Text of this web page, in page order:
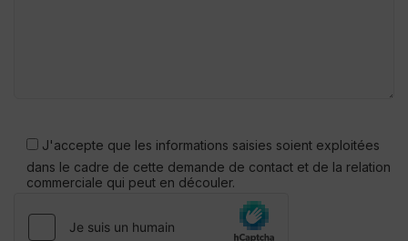
laisser
ce
champ
vide.
J'accepte que les informations saisies soient exploitées
dans le cadre de cette demande de contact et de la relation
commerciale qui peut en découler.